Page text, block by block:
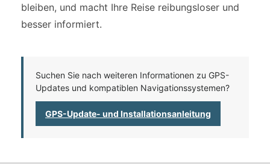
bleiben, und macht Ihre Reise reibungsloser und
besser informiert.
Suchen Sie nach weiteren Informationen zu GPS-
Updates und kompatiblen Navigationssystemen?
GPS-Update- und Installationsanleitung